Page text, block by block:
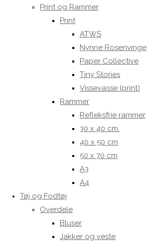
Print og Rammer
Print
ATWS
Nynne Rosenvinge
Paper Collective
Tiny Stories
Vissevasse (print)
Rammer
Refleksfrie rammer
30 x 40 cm.
40 x 50 cm
50 x 70 cm
A3
A4
Tøj og Fodtøj
Overdele
Bluser
Jakker og veste